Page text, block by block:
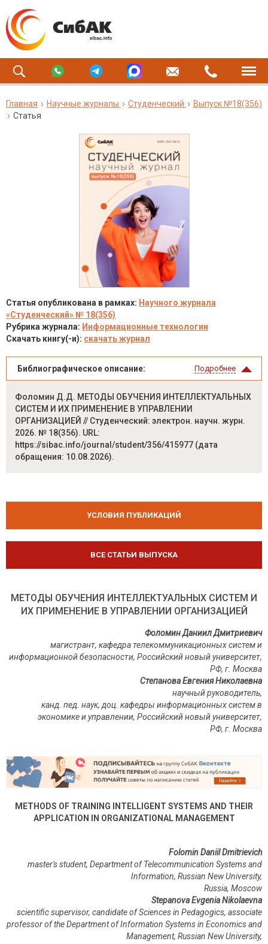
Главная Научные журналы Студенческий
Выпуск №18(356)
Статья
Статья опубликована в рамках: Научного журнала
«Студенческий» № 18(356)
Рубрика журнала: Информационные технологии
Скачать книгу(-и): скачать журнал
Библиографическое описание: Подробнее
Фоломин Д.Д. МЕТОДЫ ОБУЧЕНИЯ ИНТЕЛЛЕКТУАЛЬНЫХ
СИСТЕМ И ИХ ПРИМЕНЕНИЕ В УПРАВЛЕНИИ
ОРГАНИЗАЦИЕЙ // Студенческий: электрон. научн. журн.
2026. № 18(356). URL:
https://sibac.info/journal/student/356/415977 (дата
обращения: 10.08.2026).
УСЛОВИЯ ПУБЛИКАЦИЙ
ВСЕ СТАТЬИ ВЫПУСКА
МЕТОДЫ ОБУЧЕНИЯ ИНТЕЛЛЕКТУАЛЬНЫХ СИСТЕМ И
ИХ ПРИМЕНЕНИЕ В УПРАВЛЕНИИ ОРГАНИЗАЦИЕЙ
Фоломин Даниил Дмитриевич
магистрант, кафедра телекоммуникационных систем и
информационной безопасности, Российский новый университет,
РФ, г. Москва
Степанова Евгения Николаевна
научный руководитель,
канд. пед. наук, доц. кафедры информационных систем в
экономике и управлении, Российский новый университет,
РФ, г. Москва
METHODS OF TRAINING INTELLIGENT SYSTEMS AND THEIR
APPLICATION IN ORGANIZATIONAL MANAGEMENT
Folomin Daniil Dmitrievich
master's student, Department of Telecommunication Systems and
Information, Russian New University,
Russia, Moscow
Stepanova Evgenia Nikolaevna
scientific supervisor, candidate of Sciences in Pedagogics, associate
professor of the Department of Information Systems in Economics and
Management, Russian New University,